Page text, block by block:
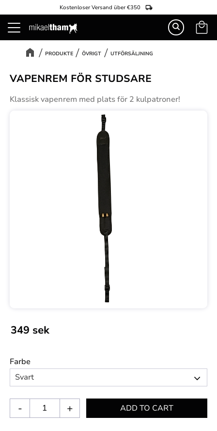
Menü
Kostenloser Versand über €350
PRODUKTE ÖVRIGT UTFÖRSÄLJNING
VAPENREM FÖR STUDSARE
Klassisk vapenrem med plats för 2 kulpatroner!
349 sek
Farbe
+
-